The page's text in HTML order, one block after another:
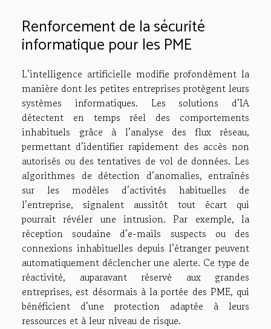
Renforcement de la sécurité
informatique pour les PME
L’intelligence artificielle modifie profondément la
manière dont les petites entreprises protègent leurs
systèmes informatiques. Les solutions d’IA
détectent en temps réel des comportements
inhabituels grâce à l’analyse des flux réseau,
permettant d’identifier rapidement des accès non
autorisés ou des tentatives de vol de données. Les
algorithmes de détection d’anomalies, entraînés
sur les modèles d’activités habituelles de
l’entreprise, signalent aussitôt tout écart qui
pourrait révéler une intrusion. Par exemple, la
réception soudaine d’e-mails suspects ou des
connexions inhabituelles depuis l’étranger peuvent
automatiquement déclencher une alerte. Ce type de
réactivité, auparavant réservé aux grandes
entreprises, est désormais à la portée des PME, qui
bénéficient d’une protection adaptée à leurs
ressources et à leur niveau de risque.